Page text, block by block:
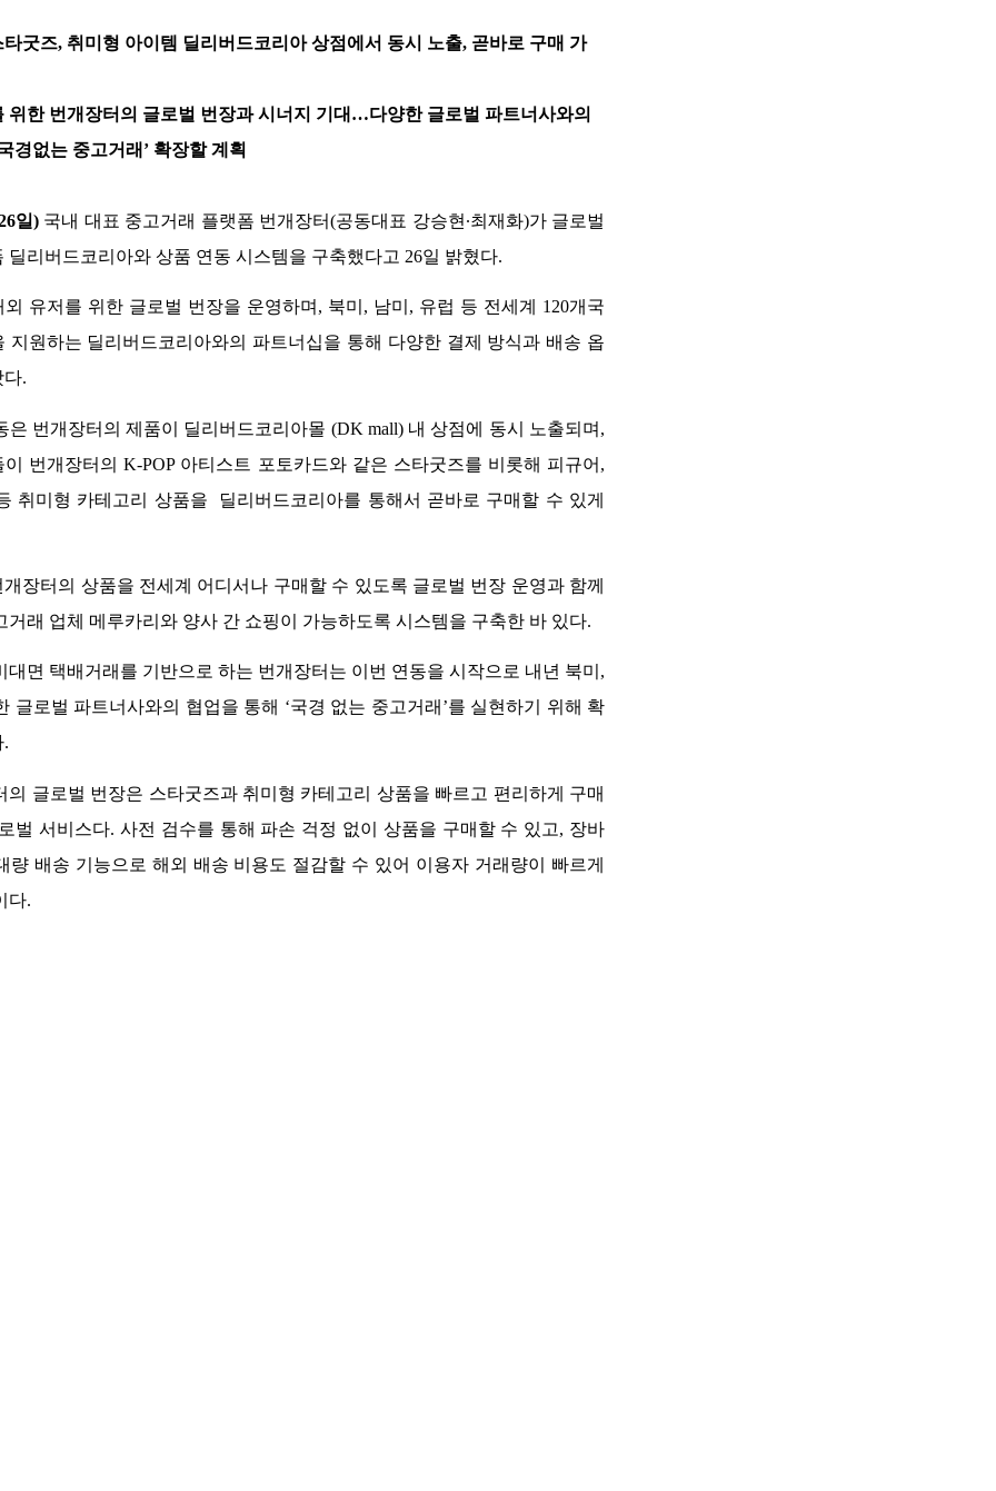
굿즈, 취미형 아이템 딜리버드코리아 상점에서 동시 노출, 곧바로 구매 가
위한 번개장터의 글로벌 번장과 시너지 기대…다양한 글로벌 파트너사와의
경없는 중고거래’ 확장할 계획
일) 국내 대표 중고거래 플랫폼 번개장터(공동대표 강승현∙최재화)가 글로벌
딜리버드코리아와 상품 연동 시스템을 구축했다고 26일 밝혔다.
유저를 위한 글로벌 번장을 운영하며, 북미, 남미, 유럽 등 전세계 120개국
지원하는 딜리버드코리아와의 파트너십을 통해 다양한 결제 방식과 배송 옵
.
은 번개장터의 제품이 딜리버드코리아몰 (DK mall) 내 상점에 동시 노출되며,
번개장터의 K-POP 아티스트 포토카드와 같은 스타굿즈를 비롯해 피규어,
취미형 카테고리 상품을  딜리버드코리아를 통해서 곧바로 구매할 수 있게
장터의 상품을 전세계 어디서나 구매할 수 있도록 글로벌 번장 운영과 함께
거래 업체 메루카리와 양사 간 쇼핑이 가능하도록 시스템을 구축한 바 있다.
대면 택배거래를 기반으로 하는 번개장터는 이번 연동을 시작으로 내년 북미,
글로벌 파트너사와의 협업을 통해 ‘국경 없는 중고거래’를 실현하기 위해 확
.
의 글로벌 번장은 스타굿즈과 취미형 카테고리 상품을 빠르고 편리하게 구매
벌 서비스다. 사전 검수를 통해 파손 걱정 없이 상품을 구매할 수 있고, 장바
량 배송 기능으로 해외 배송 비용도 절감할 수 있어 이용자 거래량이 빠르게
다.